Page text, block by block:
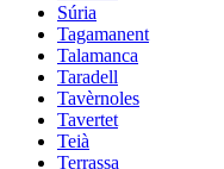
Súria
Tagamanent
Talamanca
Taradell
Tavèrnoles
Tavertet
Teià
Terrassa